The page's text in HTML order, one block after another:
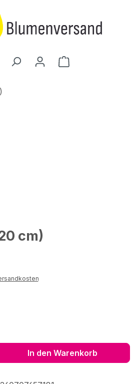
Warenkorb
cm)
Gib den gewünschten
In den Warenkorb